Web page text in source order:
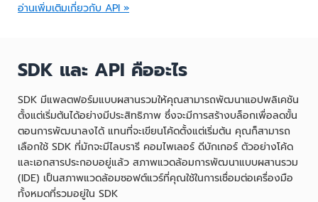
อ่านเพิ่มเติมเกี่ยวกับ API »
SDK และ API คืออะไร
SDK มีแพลตฟอร์มแบบผสานรวมให้คุณสามารถพัฒนาแอปพลิเคชัน
ตั้งแต่เริ่มต้นได้อย่างมีประสิทธิภาพ ซึ่งจะมีการสร้างบล็อกเพื่อลดขั้น
ตอนการพัฒนาลงได้ แทนที่จะเขียนโค้ดตั้งแต่เริ่มต้น คุณก็สามารถ
เลือกใช้ SDK ที่มักจะมีไลบรารี คอมไพเลอร์ ดีบักเกอร์ ตัวอย่างโค้ด
และเอกสารประกอบอยู่แล้ว สภาพแวดล้อมการพัฒนาแบบผสานรวม
(IDE) เป็นสภาพแวดล้อมซอฟต์แวร์ที่คุณใช้ในการเชื่อมต่อเครื่องมือ
ทั้งหมดที่รวมอยู่ใน SDK